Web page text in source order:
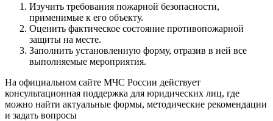
Изучить требования пожарной безопасности,
применимые к его объекту.
Оценить фактическое состояние противопожарной
защиты на месте.
Заполнить установленную форму, отразив в ней все
выполняемые мероприятия.
На официальном сайте МЧС России действует
консультационная поддержка для юридических лиц, где
можно найти актуальные формы, методические рекомендации
и задать вопросы